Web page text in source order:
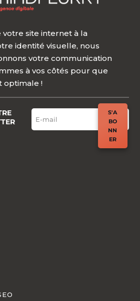
votre site internet à la
identité visuelle, nous
votre communication
à vos côtés pour que
optimale !
S'A
BO
NN
ER